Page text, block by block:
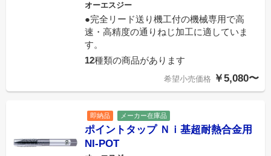
オーエスジー
●完全リード送り機工付の機械専用で高
速・高精度の通りねじ加工に適していま
す。
12種類の商品があります
希望小売価格 ￥5,080〜
即納品 メーカー在庫品
ポイントタップ Ｎｉ基超耐熱合金用
NI-POT